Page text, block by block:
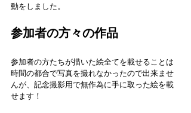
動をしました。
参加者の方々の作品
参加者の方たちが描いた絵全てを載せることは
時間の都合で写真を撮れなかったので出来ませ
んが、記念撮影用で無作為に手に取った絵を載
せます！